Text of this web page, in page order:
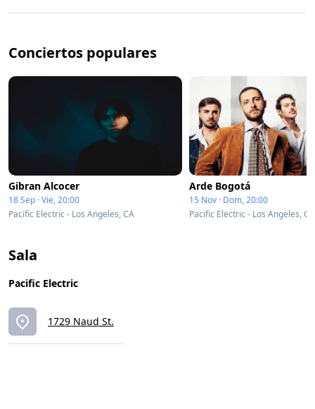
Conciertos populares
Gibran Alcocer
18 Sep · Vie, 20:00
Pacific Electric - Los Angeles, CA
Arde Bogotá
15 Nov · Dom, 20:00
Pacific Electric - Los Angeles, CA
Sala
Pacific Electric
1729 Naud St.